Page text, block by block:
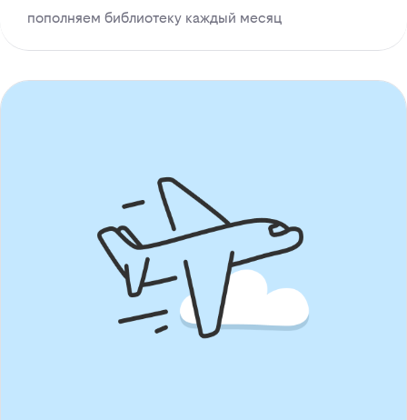
пополняем библиотеку каждый месяц